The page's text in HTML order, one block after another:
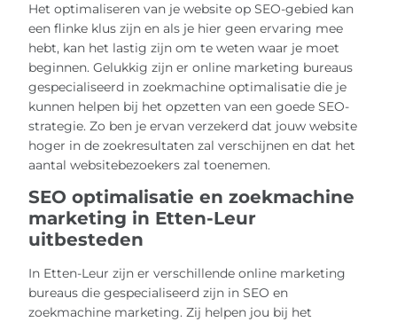
Het optimaliseren van je website op SEO-gebied kan
een flinke klus zijn en als je hier geen ervaring mee
hebt, kan het lastig zijn om te weten waar je moet
beginnen. Gelukkig zijn er online marketing bureaus
gespecialiseerd in zoekmachine optimalisatie die je
kunnen helpen bij het opzetten van een goede SEO-
strategie. Zo ben je ervan verzekerd dat jouw website
hoger in de zoekresultaten zal verschijnen en dat het
aantal websitebezoekers zal toenemen.
SEO optimalisatie en zoekmachine
marketing in Etten-Leur
uitbesteden
In Etten-Leur zijn er verschillende online marketing
bureaus die gespecialiseerd zijn in SEO en
zoekmachine marketing. Zij helpen jou bij het